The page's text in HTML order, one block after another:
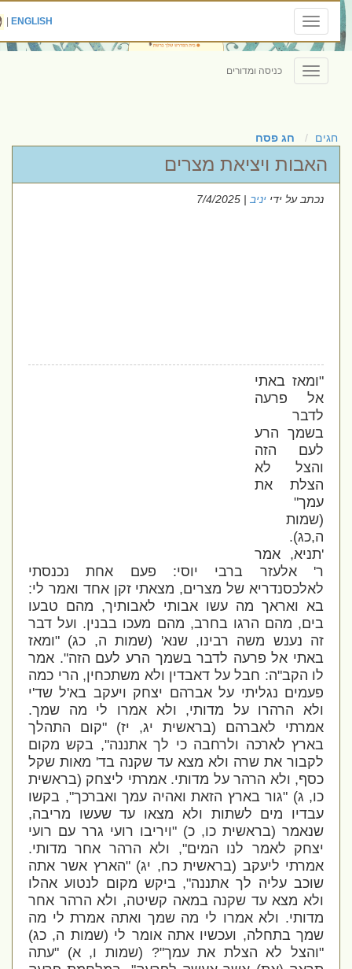
Toggle
navigation
ENGLISH
|
Toggle
navigation
כניסה ומדורים
חגים חג פסח
האבות ויציאת מצרים
נכתב על ידייניב| 7/4/2025
"ומאז באתי
אל פרעה
לדבר
בשמך הרע
לעם הזה
והצל לא
הצלת את
עמך"
(שמות
ה,כג).
'תניא, אמר
ר' אלעזר ברבי יוסי: פעם אחת נכנסתי
לאלכסנדריא של מצרים, מצאתי זקן אחד ואמר לי:
בא ואראך מה עשו אבותי לאבותיך, מהם טבעו
בים, מהם הרגו בחרב, מהם מעכו בבנין. ועל דבר
זה נענש משה רבינו, שנא' (שמות ה, כג) "ומאז
באתי אל פרעה לדבר בשמך הרע לעם הזה". אמר
לו הקב"ה: חבל על דאבדין ולא משתכחין, הרי כמה
פעמים נגליתי על אברהם יצחק ויעקב בא'ל שד'י
ולא הרהרו על מדותי, ולא אמרו לי מה שמך.
אמרתי לאברהם (בראשית יג, יז) "קום התהלך
בארץ לארכה ולרחבה כי לך אתננה", בקש מקום
לקבור את שרה ולא מצא עד שקנה בד' מאות שקל
כסף, ולא הרהר על מדותי. אמרתי ליצחק (בראשית
כו, ג) "גור בארץ הזאת ואהיה עמך ואברכך", בקשו
עבדיו מים לשתות ולא מצאו עד שעשו מריבה,
שנאמר (בראשית כו, כ) "ויריבו רועי גרר עם רועי
יצחק לאמר לנו המים", ולא הרהר אחר מדותי.
אמרתי ליעקב (בראשית כח, יג) "הארץ אשר אתה
שוכב עליה לך אתננה", ביקש מקום לנטוע אהלו
ולא מצא עד שקנה במאה קשיטה, ולא הרהר אחר
מדותי. ולא אמרו לי מה שמך ואתה אמרת לי מה
שמך בתחלה, ועכשיו אתה אומר לי (שמות ה, כג)
"והצל לא הצלת את עמך"? (שמות ו, א) "עתה